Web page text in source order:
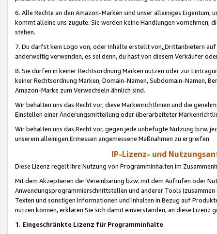
6. Alle Rechte an den Amazon-Marken sind unser alleiniges
kommt alleine uns zugute. Sie werden keine Handlungen vornehmen,
stehen.
7. Du darfst kein Logo von, oder Inhalte erstellt von,Drittanbietern auf
anderweitig verwenden, es sei denn, du hast von diesem Verkäufer
8. Sie dürfen in keiner Rechtsordnung Marken nutzen oder zur
keiner Rechtsordnung Marken, Domain-Namen, Subdomain-Namen,
Amazon-Marke zum Verwechseln ähnlich sind.
Wir behalten uns das Recht vor, diese Markenrichtlinien und die
Einstellen einer Änderungsmitteilung oder überarbeiteter
Wir behalten uns das Recht vor, gegen jede unbefugte Nutzung bzw.
unserem alleinigen Ermessen angemessene Maßnahmen zu ergreifen.
IP-Lizenz- und
Diese Lizenz regelt Ihre Nutzung von Programminhalten im
Mit dem Akzeptieren der Vereinbarung bzw. mit dem Aufrufen oder
Anwendungsprogrammierschnittstellen und anderer Tools (zusammen
Texten und sonstigen Informationen und Inhalten in Bezug auf
nutzen können, erklären Sie sich damit einverstanden, an diese Lizenz
1. Eingeschränkte Lizenz für Programminhalte